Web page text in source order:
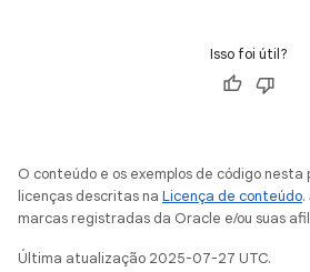
Isso foi útil?
O conteúdo e os exemplos de código
licenças descritas na Licença de conteúdo
marcas registradas da Oracle e/ou suas
Última atualização 2025-07-27 UTC.